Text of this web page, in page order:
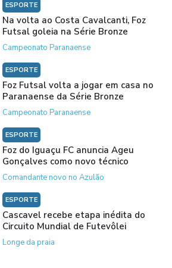
ESPORTE
Na volta ao Costa Cavalcanti, Foz
Futsal goleia na Série Bronze
Campeonato Paranaense
ESPORTE
Foz Futsal volta a jogar em casa no
Paranaense da Série Bronze
Campeonato Paranaense
ESPORTE
Foz do Iguaçu FC anuncia Ageu
Gonçalves como novo técnico
Comandante novo no Azulão
ESPORTE
Cascavel recebe etapa inédita do
Circuito Mundial de Futevôlei
Longe da praia